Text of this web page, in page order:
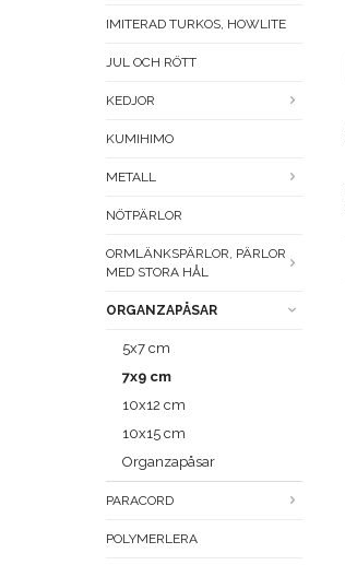
IMITERAD TURKOS, HOWLITE
JUL OCH RÖTT
KEDJOR
KUMIHIMO
METALL
NÖTPÄRLOR
ORMLÄNKSPÄRLOR, PÄRLOR
MED STORA HÅL
ORGANZAPÅSAR
5x7 cm
7x9 cm
10x12 cm
10x15 cm
Organzapåsar
PARACORD
POLYMERLERA